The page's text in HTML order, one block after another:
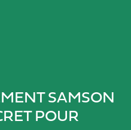
SAMSON
POUR